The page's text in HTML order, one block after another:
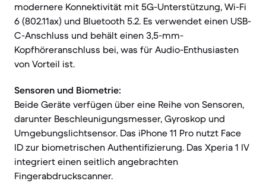
modernere Konnektivität mit 5G-Unterstützung, Wi-Fi
6 (802.11ax) und Bluetooth 5.2. Es verwendet einen USB-
C-Anschluss und behält einen 3,5-mm-
Kopfhöreranschluss bei, was für Audio-Enthusiasten
von Vorteil ist.
Sensoren und Biometrie:
Beide Geräte verfügen über eine Reihe von Sensoren,
darunter Beschleunigungsmesser, Gyroskop und
Umgebungslichtsensor. Das iPhone 11 Pro nutzt Face
ID zur biometrischen Authentifizierung. Das Xperia 1 IV
integriert einen seitlich angebrachten
Fingerabdruckscanner.